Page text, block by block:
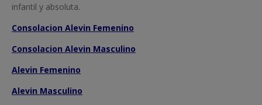
infantil y absoluta.
Consolacion Alevin Femenino
Consolacion Alevin Masculino
Alevin Femenino
Alevin Masculino